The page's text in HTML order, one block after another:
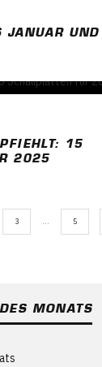
JANUAR UND
15
2025
3 … 5
MONATS